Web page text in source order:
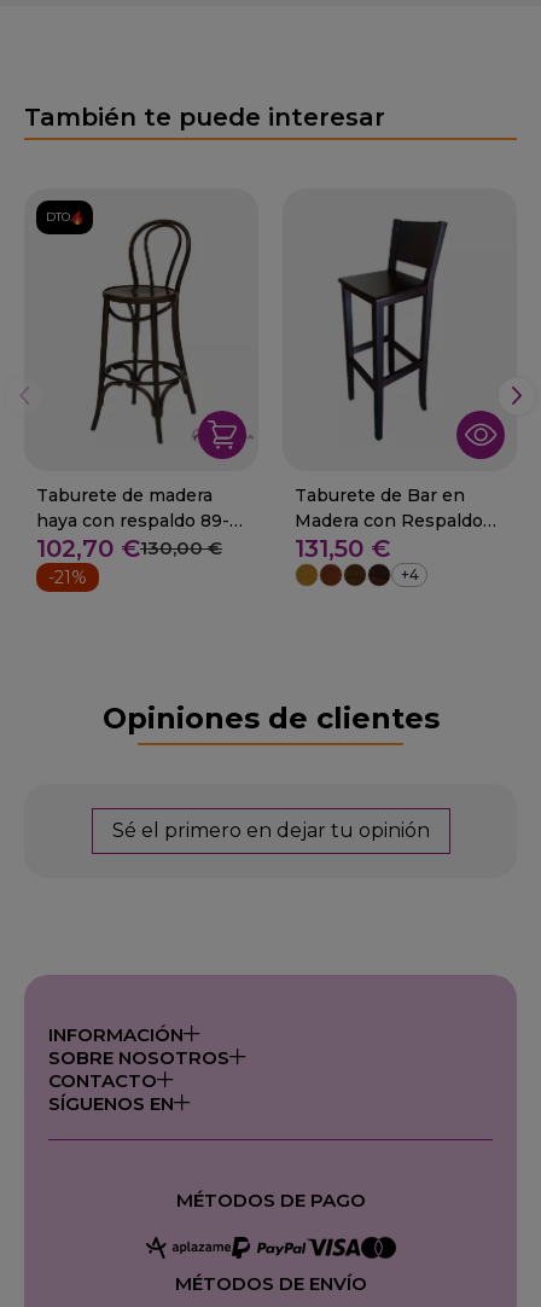
También te puede interesar
DTO.
Taburete de madera
haya con respaldo 89-
Normandia
102,70 €130,00 €
-21%
Taburete de Bar en
Madera con Respaldo
-29 RIO
131,50 €
+4
Opiniones de clientes
Sé el primero en dejar tu opinión
INFORMACIÓN
SOBRE NOSOTROS
CONTACTO
SÍGUENOS EN
MÉTODOS DE PAGO
MÉTODOS DE ENVÍO